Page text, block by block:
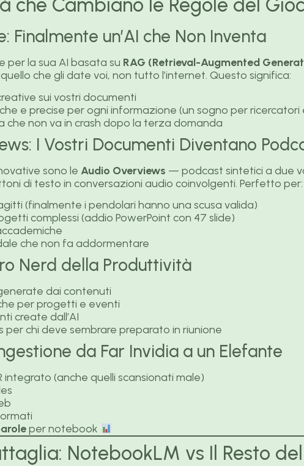
che Cambiano le Regole del
Finalmente un’AI che Non Inventa
per la sua AI basata su RAG (Retrieval-Augmented
che gli date voi, non tutto l’internet. Questo significa:
sui vostri documenti
e precise per ogni informazione (un sogno per ricercatori
che non va in crash dopo la terza domanda
I Vostri Documenti Diventano
sono le Audio Overviews — podcast sintetici a due
di testo in conversazioni audio coinvolgenti. Perfetto per:
(finalmente i pendolari hanno una scusa valida)
complessi (addio PowerPoint con 47 slide)
che non fa addormentare
Nerd della Produttività
dai contenuti
per progetti e eventi
create dall’AI
per chi deve sembrare preparato in riunione
da Far Invidia a un Elefante
integrato (anche quelli scansionati male)
per notebook
NotebookLM vs Il Resto